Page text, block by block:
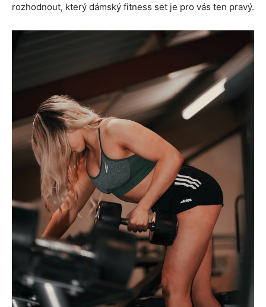
rozhodnout, který dámský fitness set je pro vás ten pravý.